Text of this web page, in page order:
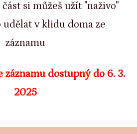
si můžeš užít "naživo"
udělat v klidu doma ze
záznamu
záznamu dostupný do 6. 3.
2025